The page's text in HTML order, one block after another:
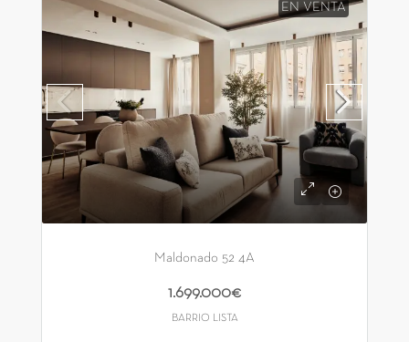
EN VENTA
Maldonado 52 4A
1.699.000€
BARRIO LISTA